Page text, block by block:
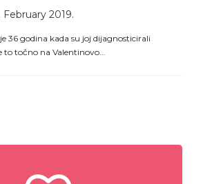
February 2019.
36 godina kada su joj dijagnosticirali
to točno na Valentinovo...